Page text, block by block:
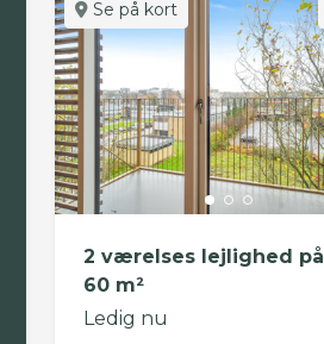
Se på kort
2 værelses lejlighed på
60 m²
Ledig nu